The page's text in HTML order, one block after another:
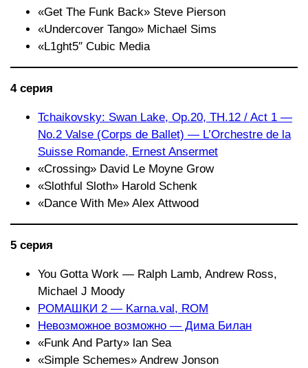
«Get The Funk Back» Steve Pierson
«Undercover Tango» Michael Sims
«L1ght5″ Cubic Media
4 серия
Tchaikovsky: Swan Lake, Op.20, TH.12 / Act 1 —
No.2 Valse (Corps de Ballet) — L’Orchestre de la
Suisse Romande, Ernest Ansermet
«Crossing» David Le Moyne Grow
«Slothful Sloth» Harold Schenk
«Dance With Me» Alex Attwood
5 серия
You Gotta Work — Ralph Lamb, Andrew Ross,
Michael J Moody
РОМАШКИ 2 — Karna.val, ROM
Невозможное возможно — Дима Билан
«Funk And Party» lan Sea
«Simple Schemes» Andrew Jonson